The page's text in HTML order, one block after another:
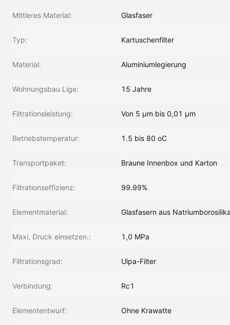
Mittleres Material: Glasfaser
Typ: Kartuschenfilter
Material: Aluminiumlegierung
Wohnungsbau Lige: 15 Jahre
Filtrationsleistung: Von 5 μm bis 0,01 μm
Betriebstemperatur: 1.5 bis 80 oC
Transportpaket: Braune Innenbox und Karton
Filtrationseffizienz: 99.99%
Elementmaterial: Glasfasern aus
Maxi, Druck einsetzen.: 1,0 MPa
Filtrationsgrad: Ulpa-Filter
Verbindung: Rc1
Elemententwurf: Ohne Krawatte